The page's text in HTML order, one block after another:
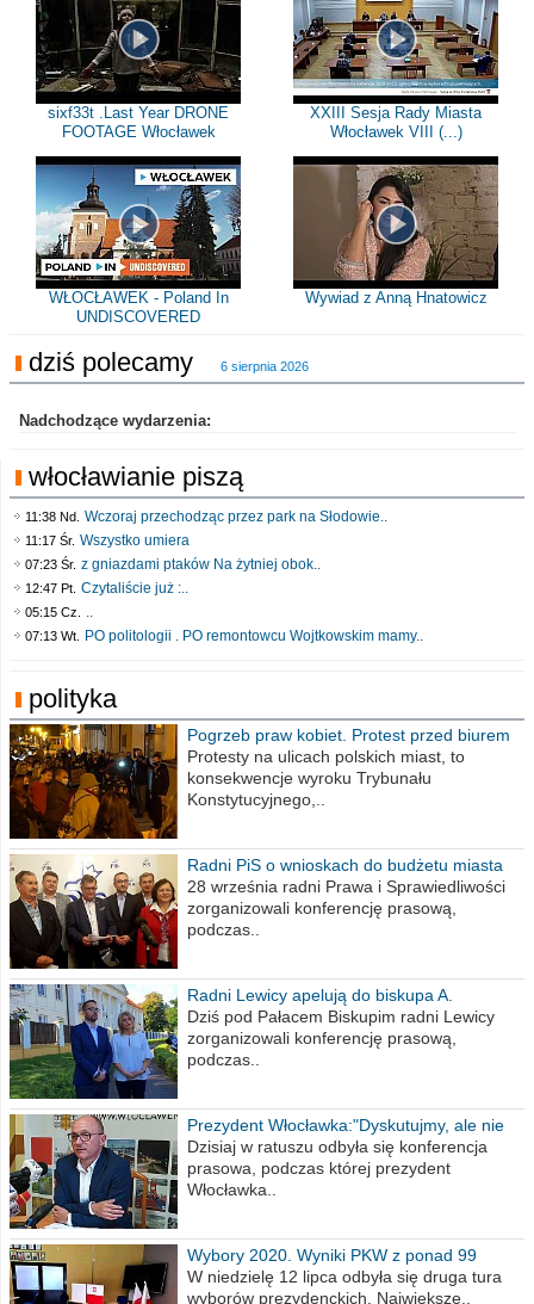
sixf33t .Last Year DRONE
FOOTAGE Włocławek
XXIII Sesja Rady Miasta
Włocławek VIII (...)
WŁOCŁAWEK - Poland In
UNDISCOVERED
Wywiad z Anną Hnatowicz
dziś polecamy 6 sierpnia 2026
Nadchodzące wydarzenia:
włocławianie piszą
11:38 Nd. Wczoraj przechodząc przez park na Słodowie..
11:17 Śr. Wszystko umiera
07:23 Śr. z gniazdami ptaków Na żytniej obok..
12:47 Pt. Czytaliście już :..
05:15 Cz. ..
07:13 Wt. PO politologii . PO remontowcu Wojtkowskim mamy..
polityka
Pogrzeb praw kobiet. Protest przed biurem
poselskim PiS
Protesty na ulicach polskich miast, to
konsekwencje wyroku Trybunału
Konstytucyjnego,..
Radni PiS o wnioskach do budżetu miasta
na 2021 rok
28 września radni Prawa i Sprawiedliwości
zorganizowali konferencję prasową,
podczas..
Radni Lewicy apelują do biskupa A.
Wiesława Meringa
Dziś pod Pałacem Biskupim radni Lewicy
zorganizowali konferencję prasową,
podczas..
Prezydent Włocławka:"Dyskutujmy, ale nie
obrażajmy się”
Dzisiaj w ratuszu odbyła się konferencja
prasowa, podczas której prezydent
Włocławka..
Wybory 2020. Wyniki PKW z ponad 99
procent obwodów
W niedzielę 12 lipca odbyła się druga tura
wyborów prezydenckich. Największe..